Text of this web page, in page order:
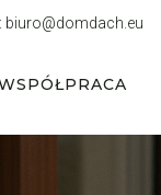
biuro@domdach.eu